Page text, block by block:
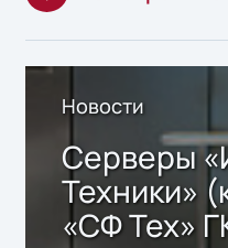
Новости
Серверы
Техники»
«СФ Тех»